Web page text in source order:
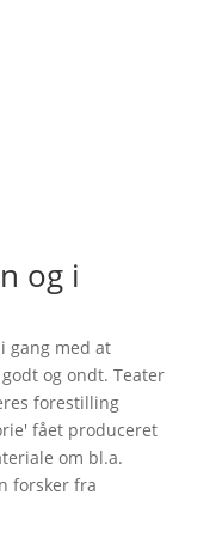
og i
gang med at
og ondt. Teater
forestilling
fået produceret
om bl.a.
forsker fra